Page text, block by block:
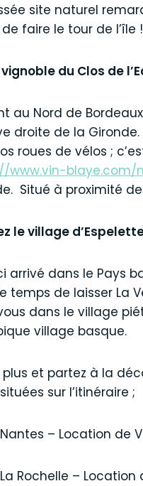
site naturel
faire le tour de l’île !
du Clos de
au Nord de
droite de la
roues de vélos ;
www.vin-
Situé à proximité
le village
arrivé dans le Pays
temps de laisser La
dans le village
village basque.
plus et partez à la
sur l’itinéraire ;
– Location de
Rochelle –